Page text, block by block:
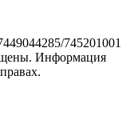
745201001
Информация